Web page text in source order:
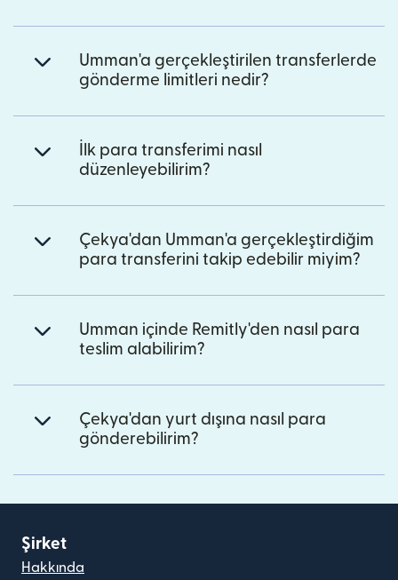
Umman'a gerçekleştirilen transferlerde
gönderme limitleri nedir?
İlk para transferimi nasıl
düzenleyebilirim?
Çekya'dan Umman'a gerçekleştirdiğim
para transferini takip edebilir miyim?
Umman içinde Remitly'den nasıl para
teslim alabilirim?
Çekya'dan yurt dışına nasıl para
gönderebilirim?
Şirket
Hakkında